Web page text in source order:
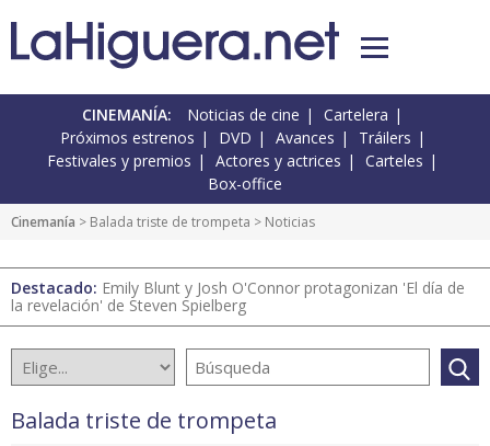
CINEMANÍA: Noticias de cine
Cartelera
Próximos estrenos
DVD Avances
Tráilers
Festivales y premios
Actores y actrices
Carteles
Box-office
Cinemanía > Balada triste de trompeta > Noticias
Destacado: Emily Blunt y Josh O'Connor protagonizan 'El día de
la revelación' de Steven Spielberg
Balada triste de trompeta